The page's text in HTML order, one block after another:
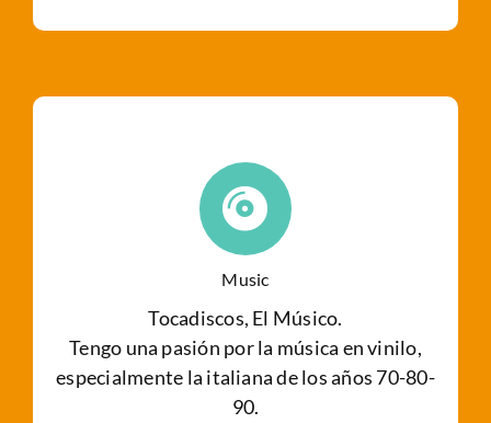
Music
Tocadiscos, El Músico.
Tengo una pasión por la música en vinilo,
especialmente la italiana de los años 70-80-
90.